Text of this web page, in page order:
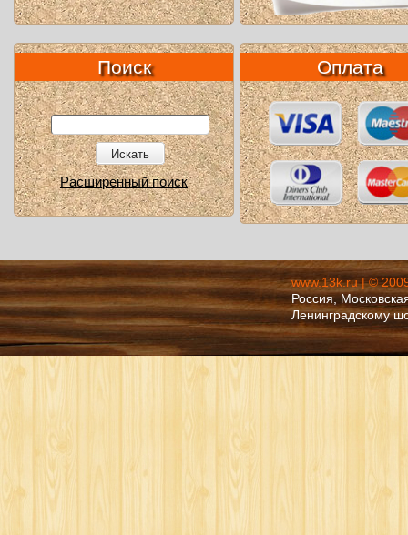
Поиск
Искать
Расширенный поиск
Оплата
www.13k.ru | ©
Россия,
Ленинградскому